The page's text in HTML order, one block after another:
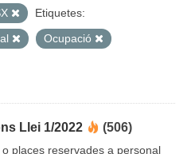
Etiquetes:
Ocupació
Llei 1/2022 (506)
places reservades a personal